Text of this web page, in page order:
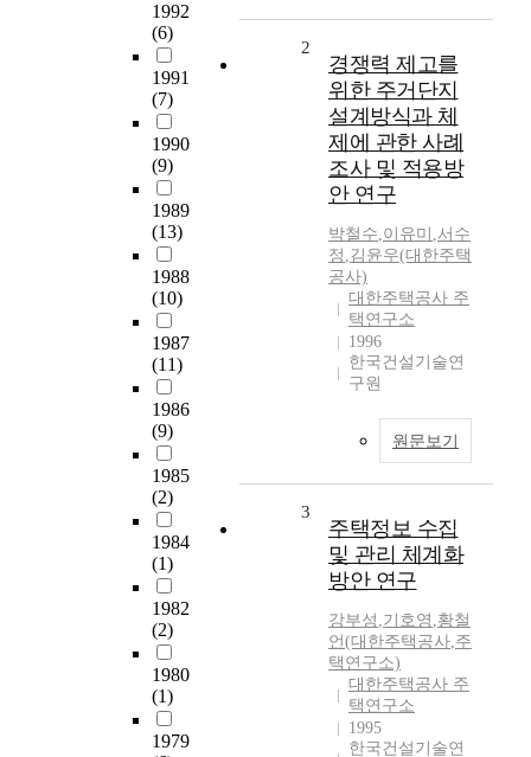
1992
(6)
1991
(7)
1990
(9)
1989
(13)
1988
(10)
1987
(11)
1986
(9)
1985
(2)
1984
(1)
1982
(2)
1980
(1)
1979
2
경쟁력 제고를
위한 주거단지
설계방식과 체
제에 관한 사례
조사 및 적용방
안 연구
박철수,이유미 ,서수
정 ,김윤우(대한주택
공사)
대한주택공사 주
택연구소
1996
한국건설기술연
구원
원문보기
3
주택정보 수집
및 관리 체계화
방안 연구
강부성 ,기호영 ,황철
언(대한주택공사,주
택연구소)
대한주택공사 주
택연구소
1995
한국건설기술연